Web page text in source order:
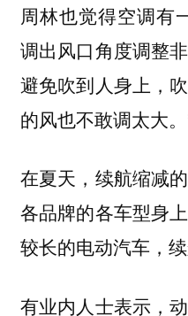
周林也觉得空调有
调出风口角度调整
避免吹到人身上，
的风也不敢调太大。
在夏天， 续航缩减
各品牌的各车型身上
较长的电动汽车，
有业内人士表示，